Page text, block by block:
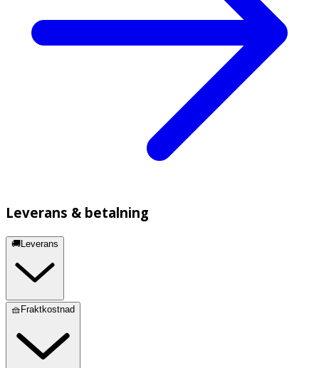
Leverans & betalning
🚚Leverans
🧺Fraktkostnad